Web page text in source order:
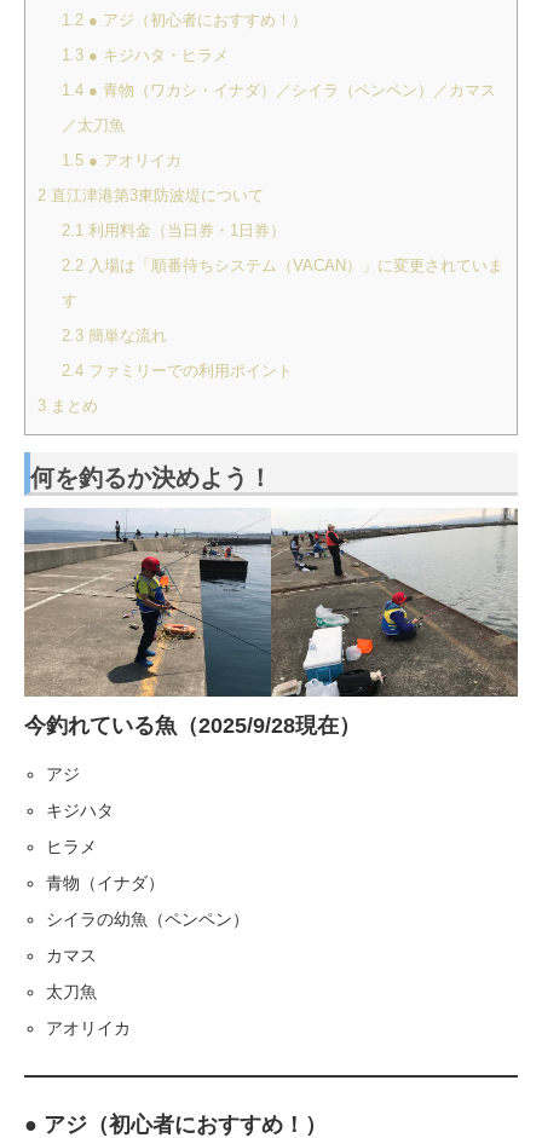
1.2● アジ（初心者におすすめ！）
1.3● キジハタ・ヒラメ
1.4● 青物（ワカシ・イナダ）／シイラ（ペンペン）／カマス
／太刀魚
1.5● アオリイカ
2 直江津港第3東防波堤について
2.1 利用料金（当日券・1日券）
2.2入場は「順番待ちシステム（VACAN）」に変更されていま
す
2.3簡単な流れ
2.4ファミリーでの利用ポイント
3 まとめ
何を釣るか決めよう！
今釣れている魚（2025/9/28現在）
アジ
キジハタ
ヒラメ
青物（イナダ）
シイラの幼魚（ペンペン）
カマス
太刀魚
アオリイカ
● アジ（初心者におすすめ！）